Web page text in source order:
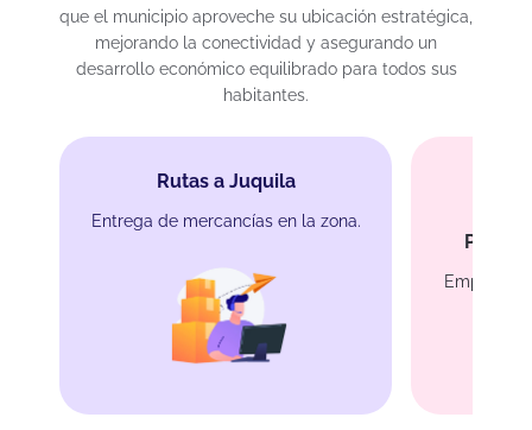
que el municipio aproveche su ubicación estratégica,
mejorando la conectividad y asegurando un
desarrollo económico equilibrado para todos sus
habitantes.
Rutas a Juquila
Entrega de mercancías en la zona.
Empaque